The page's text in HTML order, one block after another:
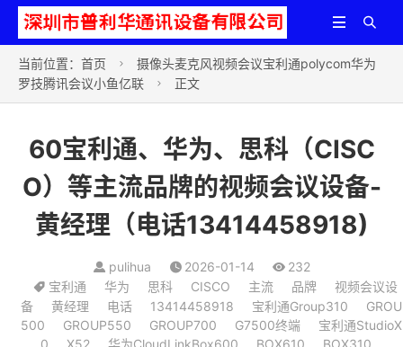


当前位置： 首页 
摄像头麦克风视频会议宝利通polycom华为
罗技腾讯会议小鱼亿联
 正文
60宝利通、华为、思科（CISC
O）等主流品牌的视频会议设备-
黄经理（电话13414458918)
pulihua 2026-01-14
232
宝利通
华为 思科 CISCO 主流 品牌
视频会议设
备
黄经理 电话 13414458918 宝利通Group310
500
GROUP550 GROUP700 G7500终端
宝利通
0
X52 华为CloudLinkBox600 BOX610 BOX310